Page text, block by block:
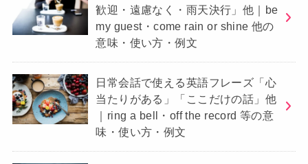
歓迎・遠慮なく・雨天決行」他｜be
my guest・come rain or shine 他の
意味・使い方・例文
日常会話で使える英語フレーズ「心
当たりがある」「ここだけの話」他
｜ring a bell・off the record 等の意
味・使い方・例文